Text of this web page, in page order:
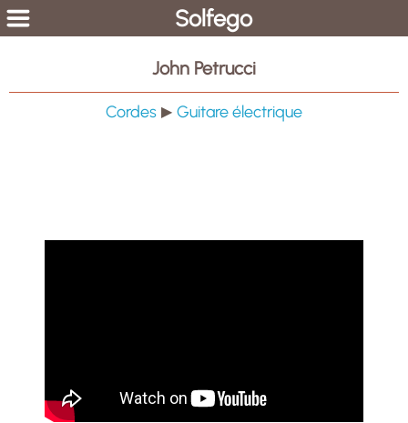
Solfego
John Petrucci
Cordes ▶ Guitare électrique